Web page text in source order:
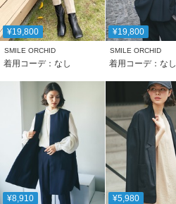
¥19,800
SMILE ORCHID
着用コーデ：なし
¥19,800
SMILE ORCHID
着用コーデ：なし
¥8,910 ¥5,980